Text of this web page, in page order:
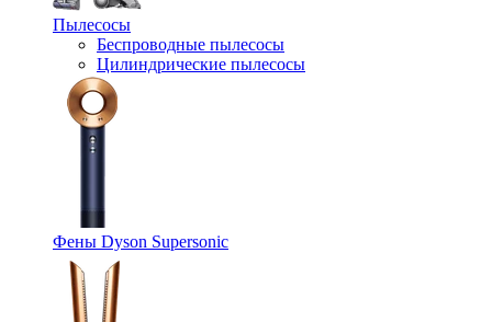
Пылесосы
Беспроводные пылесосы
Цилиндрические пылесосы
Фены Dyson Supersonic